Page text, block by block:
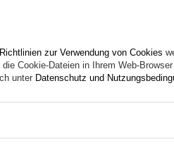
Aluminiumschienen
Richtlinien zur Verwendung von Cookies
Cookie-Dateien in Ihrem Web-
unter Datenschutz und